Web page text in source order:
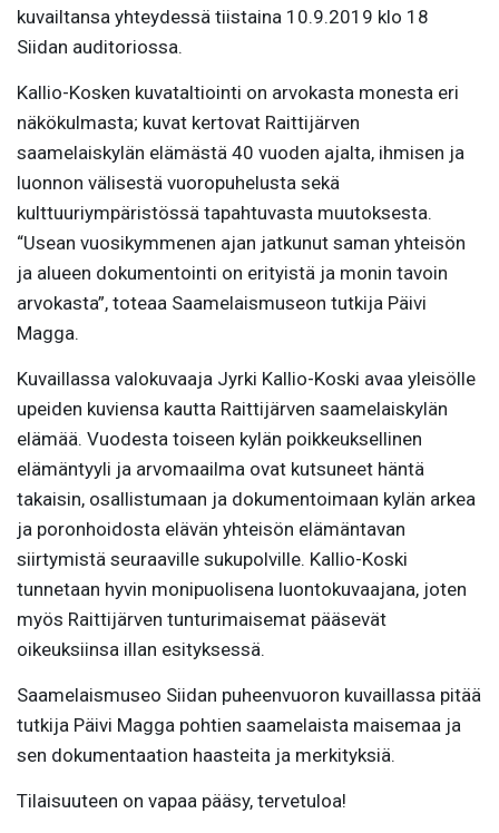
kuvailtansa yhteydessä tiistaina 10.9.2019 klo 18
Siidan auditoriossa.
Kallio-Kosken kuvataltiointi on arvokasta monesta eri
näkökulmasta; kuvat kertovat Raittijärven
saamelaiskylän elämästä 40 vuoden ajalta, ihmisen ja
luonnon välisestä vuoropuhelusta sekä
kulttuuriympäristössä tapahtuvasta muutoksesta.
“Usean vuosikymmenen ajan jatkunut saman yhteisön
ja alueen dokumentointi on erityistä ja monin tavoin
arvokasta”, toteaa Saamelaismuseon tutkija Päivi
Magga.
Kuvaillassa valokuvaaja Jyrki Kallio-Koski avaa yleisölle
upeiden kuviensa kautta Raittijärven saamelaiskylän
elämää. Vuodesta toiseen kylän poikkeuksellinen
elämäntyyli ja arvomaailma ovat kutsuneet häntä
takaisin, osallistumaan ja dokumentoimaan kylän arkea
ja poronhoidosta elävän yhteisön elämäntavan
siirtymistä seuraaville sukupolville. Kallio-Koski
tunnetaan hyvin monipuolisena luontokuvaajana, joten
myös Raittijärven tunturimaisemat pääsevät
oikeuksiinsa illan esityksessä.
Saamelaismuseo Siidan puheenvuoron kuvaillassa pitää
tutkija Päivi Magga pohtien saamelaista maisemaa ja
sen dokumentaation haasteita ja merkityksiä.
Tilaisuuteen on vapaa pääsy, tervetuloa!